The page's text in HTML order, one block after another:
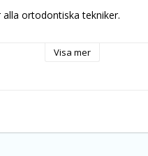
ortodontiska tekniker.
Visa mer